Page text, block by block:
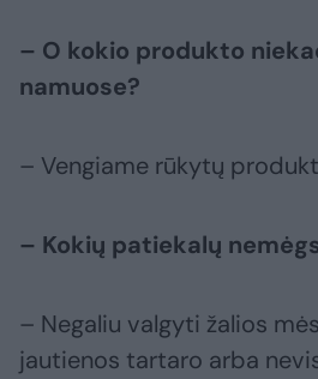
– O kokio produkto
namuose?
– Vengiame rūkytų
– Kokių patiekalų
– Negaliu valgyti žalios
jautienos tartaro arba